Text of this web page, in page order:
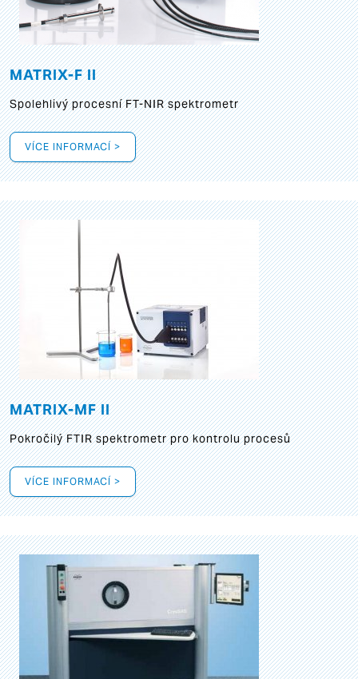
MATRIX-F II
Spolehlivý procesní FT-NIR spektrometr
VÍCE INFORMACÍ >
MATRIX-MF II
Pokročilý FTIR spektrometr pro kontrolu procesů
VÍCE INFORMACÍ >